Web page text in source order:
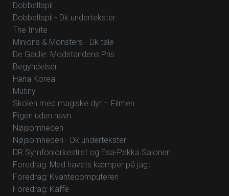
Dobbeltspil
Dobbeltspil - Dk undertekster
The Invite
Minions & Monsters - Dk tale
De Gaulle: Modstandens Pris
Begyndelser
Hana Korea
Mutiny
Skolen med magiske dyr – Filmen
Pigen uden navn
Nøjsomheden
Nøjsomheden - Dk undertekster
DR Symfoniorkestret og Esa-Pekka Salonen
Foredrag: Med havets kæmper på jagt
Foredrag: Kvantecomputeren
Foredrag: Kaffe